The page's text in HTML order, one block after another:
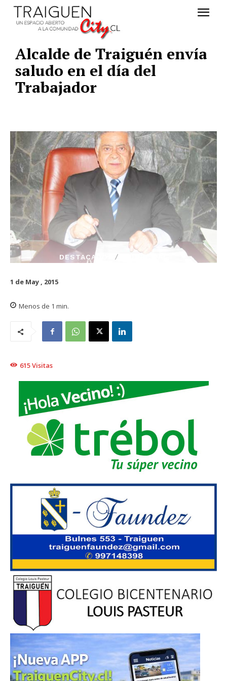
Alcalde de Traiguén envía
saludo en el día del
Trabajador
DESTACADO
1 de May , 2015
Menos de 1 min.
615Visitas